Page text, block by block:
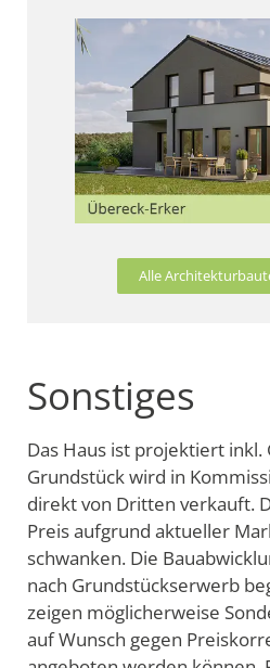
Alle
Sonstiges
Das Haus ist projektiert inkl.
Grundstück wird in
direkt von Dritten verkauft.
Preis aufgrund aktueller
schwanken. Die
nach Grundstückserwerb
zeigen möglicherweise
auf Wunsch gegen